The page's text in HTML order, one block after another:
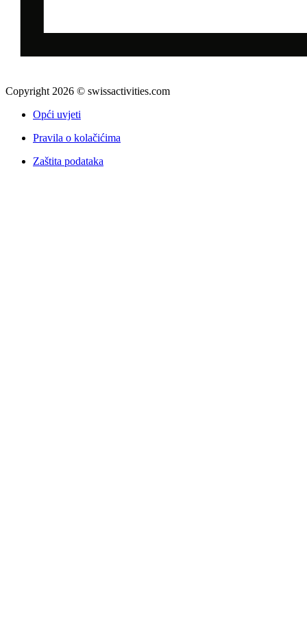
Copyright 2026 © swissactivities.com
Opći uvjeti
Pravila o kolačićima
Zaštita podataka